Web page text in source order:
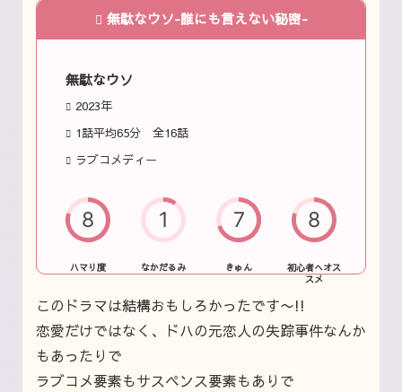
無駄なウソ-誰にも言えない秘密-
無駄なウソ
2023年
1話平均65分 全16話
ラブコメディー
8
ハマり度
1
なかだるみ
7
きゅん
8
初心者へオス
スメ
このドラマは結構おもしろかったです〜!!
恋愛だけではなく、ドハの元恋人の失踪事件なんか
もあったりで
ラブコメ要素もサスペンス要素もありで